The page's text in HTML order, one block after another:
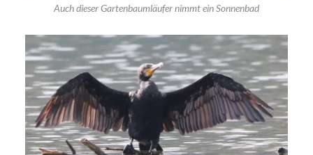
Auch dieser Gartenbaumläufer nimmt ein Sonnenbad